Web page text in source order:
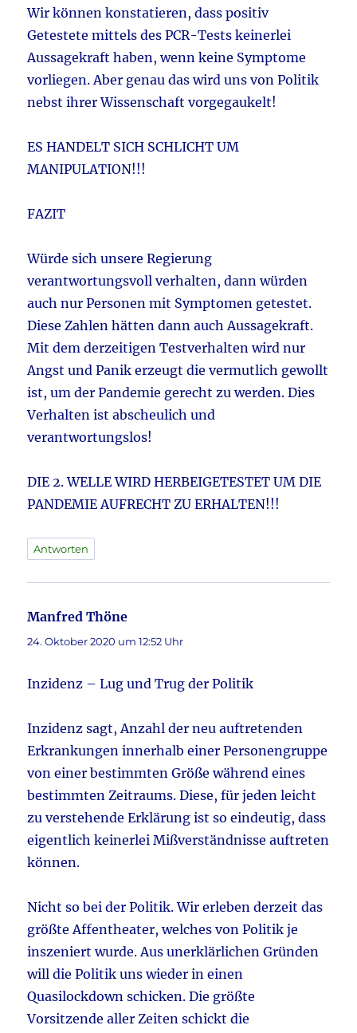
Wir können konstatieren, dass positiv
Getestete mittels des PCR-Tests keinerlei
Aussagekraft haben, wenn keine Symptome
vorliegen. Aber genau das wird uns von Politik
nebst ihrer Wissenschaft vorgegaukelt!
ES HANDELT SICH SCHLICHT UM
MANIPULATION!!!
FAZIT
Würde sich unsere Regierung
verantwortungsvoll verhalten, dann würden
auch nur Personen mit Symptomen getestet.
Diese Zahlen hätten dann auch Aussagekraft.
Mit dem derzeitigen Testverhalten wird nur
Angst und Panik erzeugt die vermutlich gewollt
ist, um der Pandemie gerecht zu werden. Dies
Verhalten ist abscheulich und
verantwortungslos!
DIE 2. WELLE WIRD HERBEIGETESTET UM DIE
PANDEMIE AUFRECHT ZU ERHALTEN!!!
Antworten
Manfred Thöne
24. Oktober 2020 um 12:52 Uhr
Inzidenz – Lug und Trug der Politik
Inzidenz sagt, Anzahl der neu auftretenden
Erkrankungen innerhalb einer Personengruppe
von einer bestimmten Größe während eines
bestimmten Zeitraums. Diese, für jeden leicht
zu verstehende Erklärung ist so eindeutig, dass
eigentlich keinerlei Mißverständnisse auftreten
können.
Nicht so bei der Politik. Wir erleben derzeit das
größte Affentheater, welches von Politik je
inszeniert wurde. Aus unerklärlichen Gründen
will die Politik uns wieder in einen
Quasilockdown schicken. Die größte
Vorsitzende aller Zeiten schickt die